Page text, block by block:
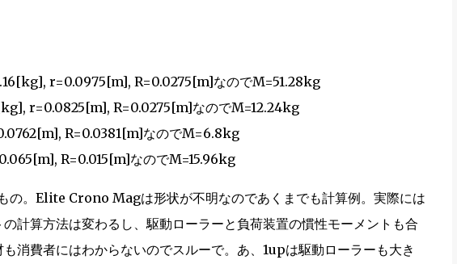
r=0.0975[m], R=0.0275[m]なのでM=51.28kg
r=0.0825[m], R=0.0275[m]なのでM=12.24kg
R=0.0381[m]なのでM=6.8kg
R=0.015[m]なのでM=15.96kg
の。Elite Crono Magは形状が不明なのであくまでも計算例。実際には
計算方法は変わるし、駆動ローラーと負荷装置の慣性モーメントも合
消費者にはわからないのでスルーで。あ、1upは駆動ローラーも大き